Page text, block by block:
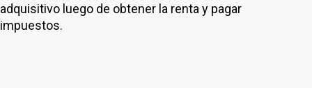
adquisitivo luego de obtener la renta y pagar
impuestos.